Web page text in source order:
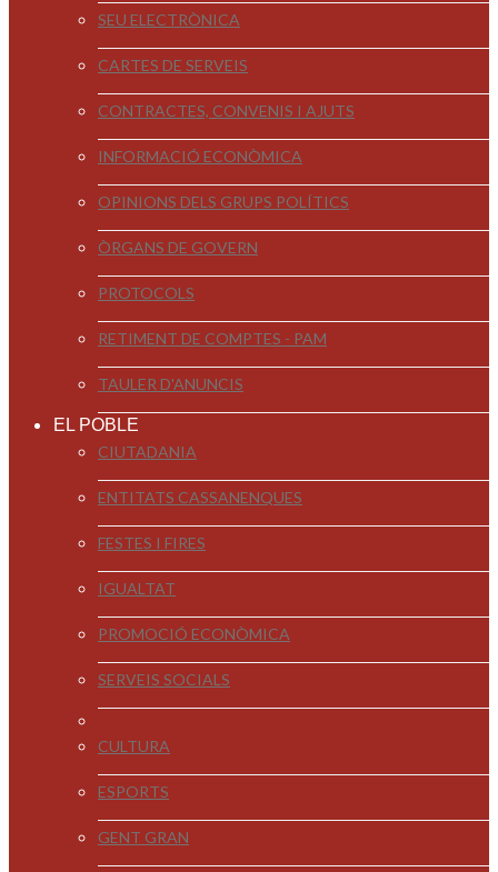
SEU ELECTRÒNICA
CARTES DE SERVEIS
CONTRACTES, CONVENIS I AJUTS
INFORMACIÓ ECONÒMICA
OPINIONS DELS GRUPS POLÍTICS
ÒRGANS DE GOVERN
PROTOCOLS
RETIMENT DE COMPTES - PAM
TAULER D'ANUNCIS
EL POBLE
CIUTADANIA
ENTITATS CASSANENQUES
FESTES I FIRES
IGUALTAT
PROMOCIÓ ECONÒMICA
SERVEIS SOCIALS
CULTURA
ESPORTS
GENT GRAN